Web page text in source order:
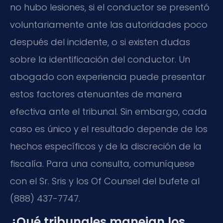
no hubo lesiones, si el conductor se presentó
voluntariamente ante las autoridades poco
después del incidente, o si existen dudas
sobre la identificación del conductor. Un
abogado con experiencia puede presentar
estos factores atenuantes de manera
efectiva ante el tribunal. Sin embargo, cada
caso es único y el resultado depende de los
hechos específicos y de la discreción de la
fiscalía. Para una consulta, comuníquese
con el Sr. Sris y los Of Counsel del bufete al
(888) 437-7747.